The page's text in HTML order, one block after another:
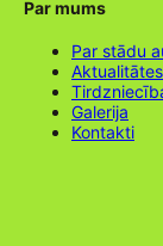
Par mums
Par stādu
Aktualitātes
Galerija
Kontakti